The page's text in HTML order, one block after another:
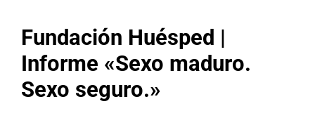
Actividades
Boletín
Buenas Prácticas
Fundación Huésped |
Informe «Sexo maduro.
Sexo seguro.»